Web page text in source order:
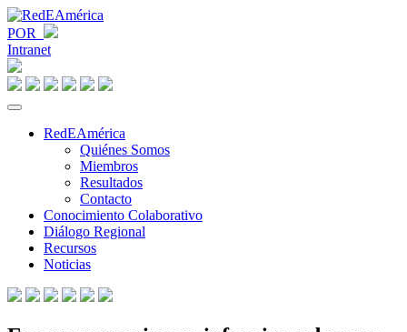
POR
Intranet
RedEAmérica
Quiénes Somos
Miembros
Resultados
Contacto
Conocimiento Colaborativo
Diálogo Regional
Recursos
Noticias